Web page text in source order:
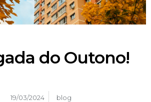
do Outono!
19/03/2024 blog